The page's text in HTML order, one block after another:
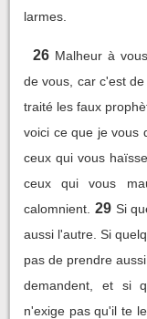
larmes.
26 Malheur à
de vous, car c'est
traité les faux
voici ce que je vous
ceux qui vous
ceux qui vous
calomnient. 29 Si
aussi l'autre. Si
pas de prendre
demandent, et si
n'exige pas qu'il te